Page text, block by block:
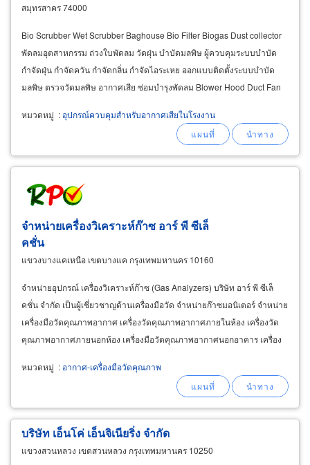
สมุทรสาคร 74000
Bio Scrubber Wet Scrubber Baghouse Bio Filter Biogas Dust collector
พัดลมอุตสาหกรรม ถ่วงใบพัดลม วัดฝุ่น บำบัดมลพิษ ผู้ควบคุมระบบบำบัด
กำจัดฝุ่น กำจัดควัน กำจัดกลิ่น กำจัดไอระเหย ออกแบบติดตั้งระบบบำบัด
มลพิษ ตรวจวัดมลพิษ อากาศเสีย ซ่อมบำรุงพัดลม Blower Hood Duct Fan
หมวดหมู่ : อุปกรณ์ควบคุมสำหรับอากาศเสียในโรงงาน
จำหน่ายเครื่องวิเคราะห์ก๊าซ อาร์ พี ซีเล็
คชั่น
แขวงบางแคเหนือ เขตบางแค กรุงเทพมหานคร 10160
จำหน่ายอุปกรณ์ เครื่องวิเคราะห์ก๊าซ (Gas Analyzers) บริษัท อาร์ พี ซีเล็
คชั่น จำกัด เป็นผู้เชี่ยวชาญด้านเครื่องมือวัด จำหน่ายก๊าซมอนิเตอร์ จำหน่าย
เครื่องมือวัดคุณภาพอากาศ เครื่องวัดคุณภาพอากาศภายในห้อง เครื่องวัด
คุณภาพอากาศภายนอกห้อง เครื่องมือวัดคุณภาพอากาศนอกอาคาร เครื่อง
หมวดหมู่ : อากาศ-เครื่องมือวัดคุณภาพ
บริษัท เอ็นโค่ เอ็นจิเนียริ่ง จำกัด
แขวงสวนหลวง เขตสวนหลวง กรุงเทพมหานคร 10250